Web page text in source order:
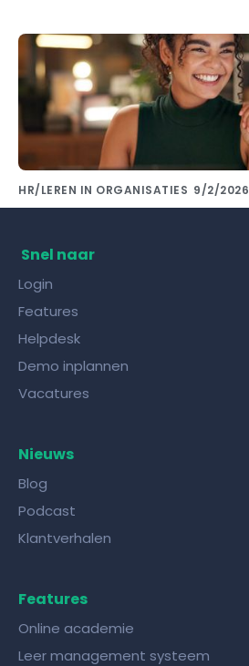
HR/LEREN IN ORGANISATIES 9/2/2026
Snel naar
Login
Features
Helpdesk
Demo inplannen
Vacatures
Nieuws
Blog
Podcast
Klantverhalen
Features
Online academie
Leer management systeem